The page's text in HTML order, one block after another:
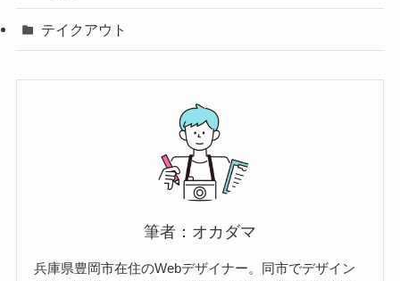
テイクアウト
筆者：オカダマ
兵庫県豊岡市在住のWebデザイナー。同市でデザイン